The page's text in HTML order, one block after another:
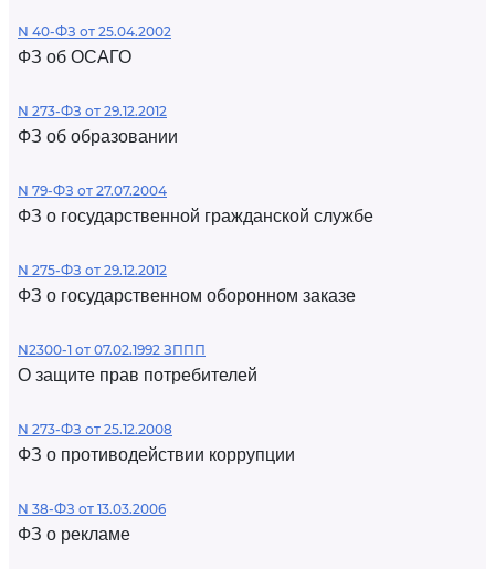
N 40-ФЗ от 25.04.2002
ФЗ об ОСАГО
N 273-ФЗ от 29.12.2012
ФЗ об образовании
N 79-ФЗ от 27.07.2004
ФЗ о государственной гражданской службе
N 275-ФЗ от 29.12.2012
ФЗ о государственном оборонном заказе
N2300-1 от 07.02.1992 ЗППП
О защите прав потребителей
N 273-ФЗ от 25.12.2008
ФЗ о противодействии коррупции
N 38-ФЗ от 13.03.2006
ФЗ о рекламе